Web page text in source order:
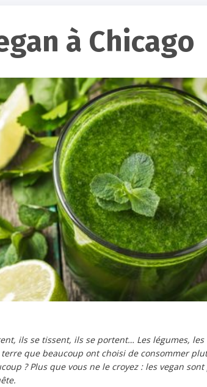
à Chicago
ils se tissent, ils se portent… Les légumes,
que beaucoup ont choisi de consommer
? Plus que vous ne le croyez : les vegan